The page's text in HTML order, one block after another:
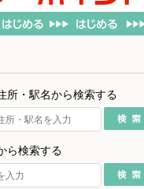
所・駅名から検索する
ら検索する